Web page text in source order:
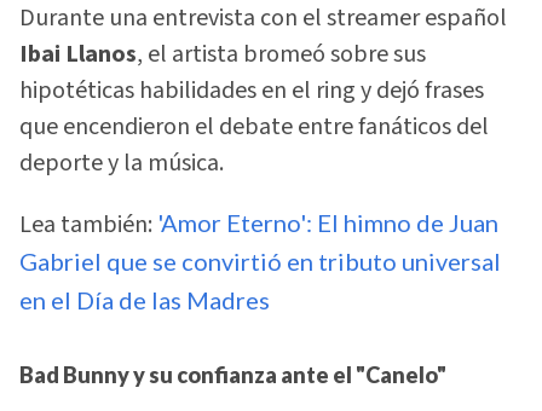
Durante una entrevista con el streamer español
Ibai Llanos, el artista bromeó sobre sus
hipotéticas habilidades en el ring y dejó frases
que encendieron el debate entre fanáticos del
deporte y la música.
Lea también: 'Amor Eterno': El himno de Juan
Gabriel que se convirtió en tributo universal
en el Día de las Madres
Bad Bunny y su confianza ante el "Canelo"